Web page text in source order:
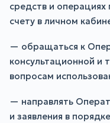
средств и
счету в личном
— обращаться к
консультационной и
вопросам
— направлять
и заявления в